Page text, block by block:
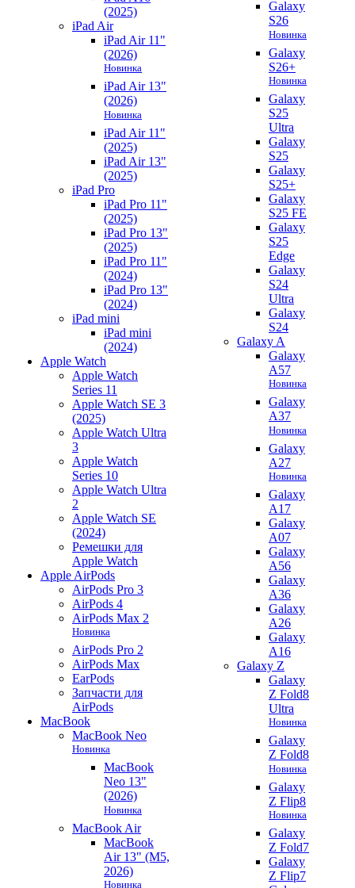
(2025)
iPad Air
iPad Air 11"
(2026)
Новинка
iPad Air 13"
(2026)
Новинка
iPad Air 11"
(2025)
iPad Air 13"
(2025)
iPad Pro
iPad Pro 11"
(2025)
iPad Pro 13"
(2025)
iPad Pro 11"
(2024)
iPad Pro 13"
(2024)
iPad mini
iPad mini
(2024)
Apple Watch
Apple Watch
Series 11
Apple Watch SE 3
(2025)
Apple Watch Ultra
3
Apple Watch
Series 10
Apple Watch Ultra
2
Apple Watch SE
(2024)
Ремешки для
Apple Watch
Apple AirPods
AirPods Pro 3
AirPods 4
AirPods Max 2
Новинка
AirPods Pro 2
AirPods Max
EarPods
Запчасти для
AirPods
MacBook
MacBook Neo
Новинка
MacBook
Neo 13"
(2026)
Новинка
MacBook Air
MacBook
Air 13" (M5,
2026)
Новинка
Galaxy
S26
Новинка
Galaxy
S26+
Новинка
Galaxy
S25
Ultra
Galaxy
S25
Galaxy
S25+
Galaxy
S25 FE
Galaxy
S25
Edge
Galaxy
S24
Ultra
Galaxy
S24
Galaxy A
Galaxy
A57
Новинка
Galaxy
A37
Новинка
Galaxy
A27
Новинка
Galaxy
A17
Galaxy
A07
Galaxy
A56
Galaxy
A36
Galaxy
A26
Galaxy
A16
Galaxy Z
Galaxy
Z Fold8
Ultra
Новинка
Galaxy
Z Fold8
Новинка
Galaxy
Z Flip8
Новинка
Galaxy
Z Fold7
Galaxy
Z Flip7